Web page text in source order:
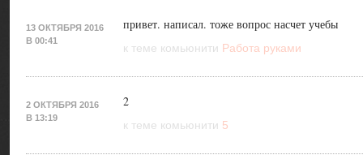
привет. написал. тоже вопрос насчет учебы
13 ОКТЯБРЯ 2016
В 00:41
к теме комьюнити Работа руками
2
2 ОКТЯБРЯ 2016
В 13:19
к теме комьюнити 5